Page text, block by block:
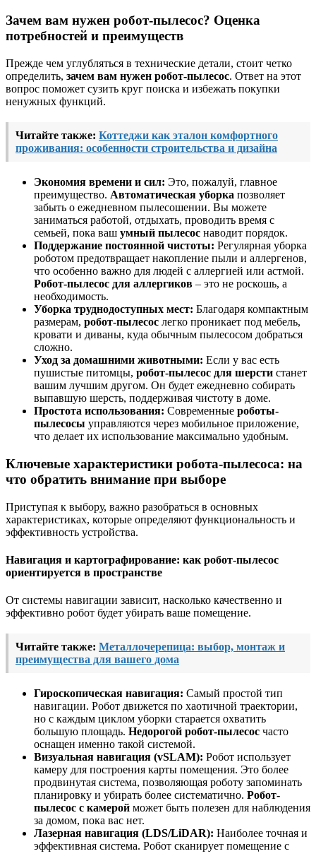
Зачем вам нужен робот-пылесос? Оценка
потребностей и преимуществ
Прежде чем углубляться в технические детали, стоит четко
определить, зачем вам нужен робот-пылесос. Ответ на этот
вопрос поможет сузить круг поиска и избежать покупки
ненужных функций.
Читайте также: Коттеджи как эталон комфортного
проживания: особенности строительства и дизайна
Экономия времени и сил: Это, пожалуй, главное
преимущество. Автоматическая уборка позволяет
забыть о ежедневном пылесошении. Вы можете
заниматься работой, отдыхать, проводить время с
семьей, пока ваш умный пылесос наводит порядок.
Поддержание постоянной чистоты: Регулярная уборка
роботом предотвращает накопление пыли и аллергенов,
что особенно важно для людей с аллергией или астмой.
Робот-пылесос для аллергиков – это не роскошь, а
необходимость.
Уборка труднодоступных мест: Благодаря компактным
размерам, робот-пылесос легко проникает под мебель,
кровати и диваны, куда обычным пылесосом добраться
сложно.
Уход за домашними животными: Если у вас есть
пушистые питомцы, робот-пылесос для шерсти станет
вашим лучшим другом. Он будет ежедневно собирать
выпавшую шерсть, поддерживая чистоту в доме.
Простота использования: Современные роботы-
пылесосы управляются через мобильное приложение,
что делает их использование максимально удобным.
Ключевые характеристики робота-пылесоса: на
что обратить внимание при выборе
Приступая к выбору, важно разобраться в основных
характеристиках, которые определяют функциональность и
эффективность устройства.
Навигация и картографирование: как робот-пылесос
ориентируется в пространстве
От системы навигации зависит, насколько качественно и
эффективно робот будет убирать ваше помещение.
Читайте также: Металлочерепица: выбор, монтаж и
преимущества для вашего дома
Гироскопическая навигация: Самый простой тип
навигации. Робот движется по хаотичной траектории,
но с каждым циклом уборки старается охватить
большую площадь. Недорогой робот-пылесос часто
оснащен именно такой системой.
Визуальная навигация (vSLAM): Робот использует
камеру для построения карты помещения. Это более
продвинутая система, позволяющая роботу запоминать
планировку и убирать более систематично. Робот-
пылесос с камерой может быть полезен для наблюдения
за домом, пока вас нет.
Лазерная навигация (LDS/LiDAR): Наиболее точная и
эффективная система. Робот сканирует помещение с